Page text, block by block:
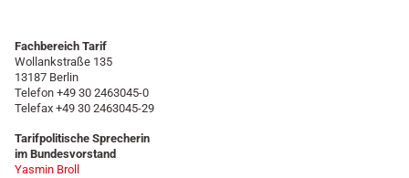
Fachbereich Tarif
Wollankstraße 135
13187 Berlin
Telefon +49 30 2463045-0
Telefax +49 30 2463045-29
Tarifpolitische Sprecherin
im Bundesvorstand
Yasmin Broll